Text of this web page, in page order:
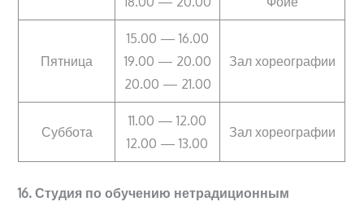
Пятница
15.00 — 16.00
19.00 — 20.00
20.00 — 21.00
Зал хореографии
Суббота
11.00 — 12.00
12.00 — 13.00
Зал хореографии
16. Студия по обучению нетрадиционным